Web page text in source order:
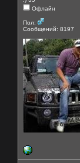
Офлайн
Пол:
Сообщений: 8197